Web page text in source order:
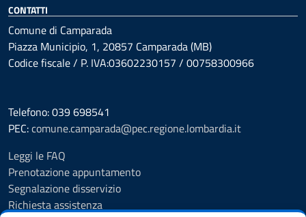
CONTATTI
Comune di Camparada
Piazza Municipio, 1, 20857 Camparada (MB)
Codice fiscale / P. IVA:03602230157 / 00758300966
Telefono: 039 698541
PEC:comune.camparada@pec.regione.lombardia.it
Leggi le FAQ
Prenotazione appuntamento
Segnalazione disservizio
Richiesta assistenza